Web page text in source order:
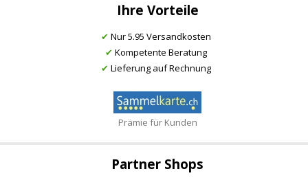
Ihre Vorteile
✔ Nur 5.95 Versandkosten
✔ Kompetente Beratung
✔ Lieferung auf Rechnung
Prämie für Kunden
Partner Shops